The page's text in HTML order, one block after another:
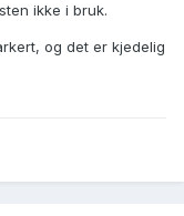
ikke i bruk.
og det er kjedelig